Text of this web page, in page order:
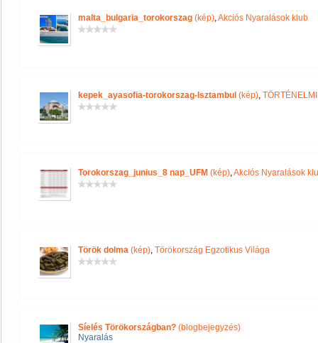
malta_bulgaria_torokorszag (kép),Akciós Nyaralások klub
kepek_ayasofia-torokorszag-Isztambul (kép),
Torokorszag_junius_8 nap_UFM (kép),Akciós Nyaralások
Török dolma (kép), Törökország Egzotikus Világa
Síelés Törökországban? (blogbejegyzés)
Nyaralás